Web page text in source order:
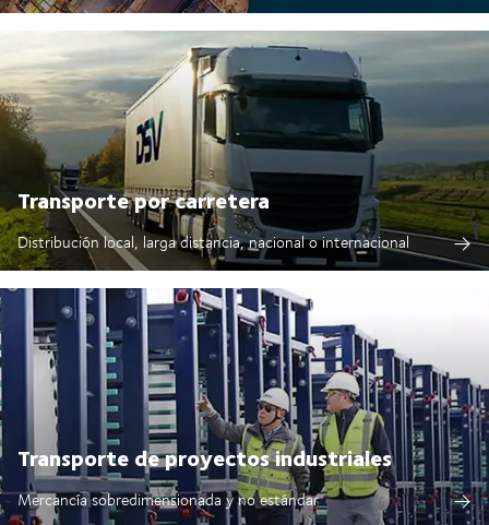
Transporte por carretera
Distribución local, larga distancia, nacional o internacional
Transporte de proyectos industriales
Mercancía sobredimensionada y no estándar